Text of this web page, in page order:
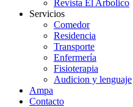
Revista El Arbolico
Servicios
Comedor
Residencia
Transporte
Enfermería
Fisioterapia
Audicion y lenguaje
Ampa
Contacto